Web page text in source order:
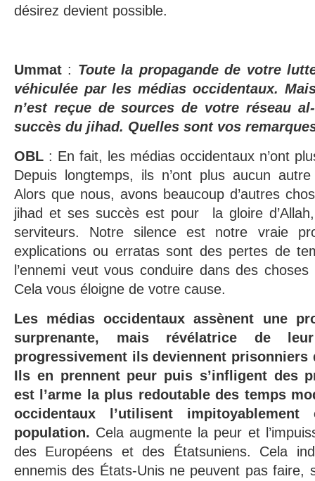
désirez devient possible.
Ummat : Toute la propagande de votre
véhiculée par les médias occidentaux.
n’est reçue de sources de votre réseau
succès du jihad. Quelles sont vos
OBL : En fait, les médias occidentaux n’ont
Depuis longtemps, ils n’ont plus aucun
Alors que nous, avons beaucoup d’autres
jihad et ses succès est pour la gloire
serviteurs. Notre silence est notre vraie
explications ou erratas sont des pertes de
l’ennemi veut vous conduire dans des
Cela vous éloigne de votre cause.
Les médias occidentaux assènent une
surprenante, mais révélatrice de
progressivement ils deviennent prisonniers
Ils en prennent peur puis s’infligent des
est l’arme la plus redoutable des temps
occidentaux l’utilisent
population. Cela augmente la peur et
des Européens et des Étatsuniens. Cela
ennemis des États-Unis ne peuvent pas faire,